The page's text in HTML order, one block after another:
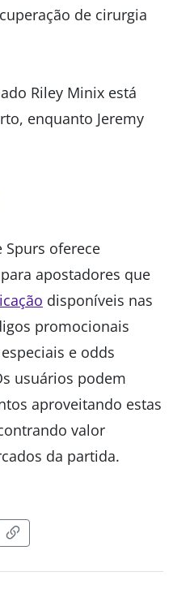
de cirurgia
Riley Minix está
enquanto Jeremy
Spurs oferece
apostadores que
disponíveis nas
promocionais
e odds
usuários podem
aproveitando estas
valor
da partida.